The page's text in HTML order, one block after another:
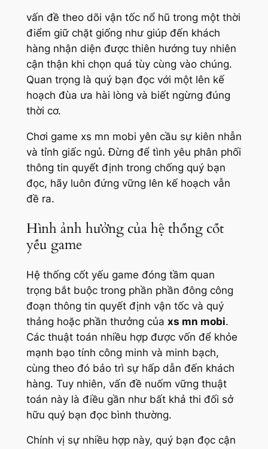
vấn đề theo dõi vận tốc nổ hũ trong một thời
điểm giữ chặt giống như giúp đến khách
hàng nhận diện được thiên hướng tuy nhiên
cận thận khi chọn quá tùy cùng vào chúng.
Quan trọng là quý bạn đọc với một lên kế
hoạch đùa ưa hài lòng và biết ngừng đúng
thời cơ.
Chơi game xs mn mobi yên cầu sự kiên nhẫn
và tỉnh giấc ngủ. Đừng để tình yêu phân phối
thông tin quyết định trong chống quý bạn
đọc, hãy luôn đứng vững lên kế hoạch vẫn
đề ra.
Hình ảnh hưởng của hệ thống cốt
yếu game
Hệ thống cốt yếu game đóng tầm quan
trọng bắt buộc trong phần phần đông công
đoạn thông tin quyết định vận tốc và quý
thảng hoặc phần thưởng của xs mn mobi.
Các thuật toán nhiều hợp được vốn để khỏe
mạnh bạo tính công minh và minh bạch,
cùng theo đó bảo trì sự hấp dẫn đến khách
hàng. Tuy nhiên, vấn đề nuốm vững thuật
toán này là điều gần như bất khả thi đối sở
hữu quý bạn đọc bình thường.
Chính vị sự nhiều hợp này, quý bạn đọc cận